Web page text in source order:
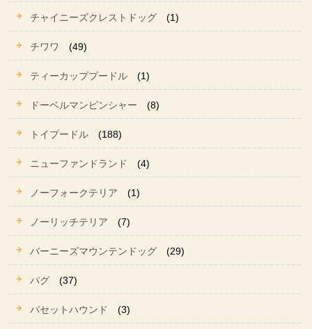
チャイニーズクレストドッグ (1)
チワワ (49)
ティーカッププードル (1)
ドーベルマンピンシャー (8)
トイプードル (188)
ニューファンドランド (4)
ノーフォークテリア (1)
ノーリッチテリア (7)
バーニーズマウンテンドッグ (29)
パグ (37)
バセットハウンド (3)